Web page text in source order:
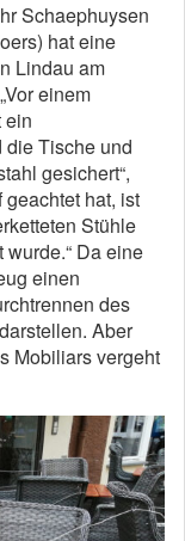
Schaephuysen
hat eine
Lindau am
einem
ein
die Tische und
gesichert“,
geachtet hat, ist
Stühle
Da eine
einen
des
Aber
Mobiliars vergeht